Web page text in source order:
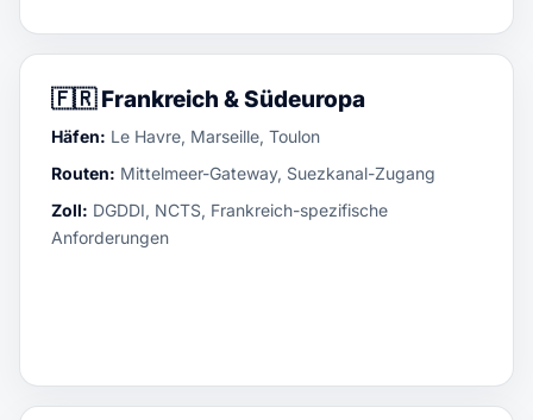
🇫🇷Frankreich & Südeuropa
Häfen: Le Havre, Marseille, Toulon
Routen: Mittelmeer-Gateway, Suezkanal-Zugang
Zoll: DGDDI, NCTS, Frankreich-spezifische
Anforderungen